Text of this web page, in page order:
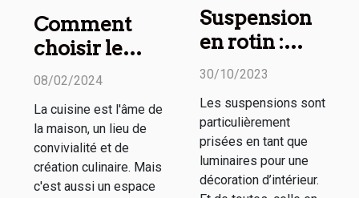
Comment
choisir le
tapis de
parfait pour
votre maison :
confort, style
et
08/02/2024
La cuisine est l'âme de
la maison, un lieu de
convivialité et de
création culinaire. Mais
c'est aussi un espace
Suspension
en rotin :
comment
dans sa
décoration
d’intérieur ?
30/10/2023
Les suspensions sont
particulièrement
prisées en tant que
luminaires pour une
décoration d’intérieur.